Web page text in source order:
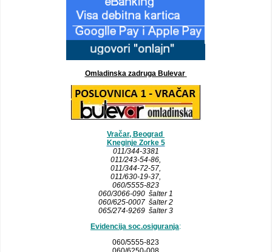
Omladinska zadruga Bulevar
Vračar, Beograd
Kneginje Zorke 5
011/344-3381
011/243-54-86,
011/344-72-57,
011/630-19-37,
060/5555-823
060/3066-090 šalter 1
060/625-0007 šalter 2
065/274-9269 šalter 3
Evidencija soc.osiguranja:
060/5555-823